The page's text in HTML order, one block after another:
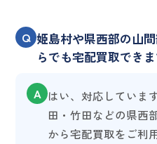
Q 姫島村や県西部の山
らでも宅配買取でき
A はい、対応していま
田・竹田などの県西
から宅配買取をご利